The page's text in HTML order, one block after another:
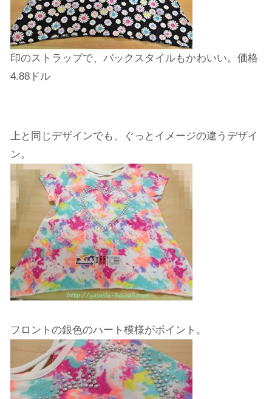
印のストラップで、バックスタイルもかわいい。価格
4.88ドル
上と同じデザインでも、ぐっとイメージの違うデザイ
ン。
フロントの銀色のハート模様がポイント。